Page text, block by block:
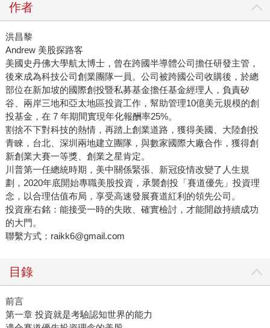
作者
洪昌黎
Andrew 美股探路客
美國史丹佛大學航太博士，曾在跨國半導體公司擔任研發主管，
後來成為科技公司創業團隊一員。公司被跨國公司收購後，於總
部位在新加坡的國際創投暨私募基金擔任基金經理人，負責矽
谷、兩岸三地和亞太地區投資工作，幫助管理10億美元規模的創
投基金，在 7 年期間實現年化報酬率25%。
割捨不下對科技的熱情，再踏上創業道路，獲得美國、大陸創投
青睞，台北、深圳兩地建立團隊，與數家國際大廠合作，獲得創
新創業大賽一等獎、創業之星肯定。
川普第一任總統時期，美中關係緊張、新冠疫情改變了人生規
劃，2020年底開始專職美股投資，承襲創投「賽道優先」投資理
念，以合理估值布局，享受高速發展賽道紅利的領先公司。
投資座右銘：能接受一時的失敗、確實檢討，才能開啟持續成功
的大門。
聯繫方式：raikk6@gmail.com
目錄
前言
第一章 投資就是考驗認知世界的能力